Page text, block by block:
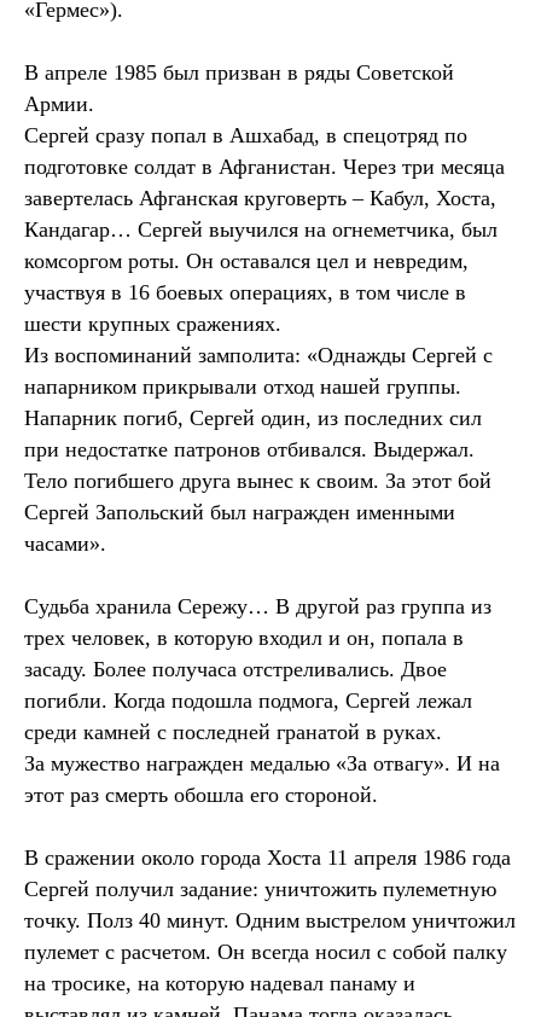
«Гермес»).
В апреле 1985 был призван в ряды Советской
Армии.
Сергей сразу попал в Ашхабад, в спецотряд по
подготовке солдат в Афганистан. Через три месяца
завертелась Афганская круговерть – Кабул, Хоста,
Кандагар… Сергей выучился на огнеметчика, был
комсоргом роты. Он оставался цел и невредим,
участвуя в 16 боевых операциях, в том числе в
шести крупных сражениях.
Из воспоминаний замполита: «Однажды Сергей с
напарником прикрывали отход нашей группы.
Напарник погиб, Сергей один, из последних сил
при недостатке патронов отбивался. Выдержал.
Тело погибшего друга вынес к своим. За этот бой
Сергей Запольский был награжден именными
часами».
Судьба хранила Сережу… В другой раз группа из
трех человек, в которую входил и он, попала в
засаду. Более получаса отстреливались. Двое
погибли. Когда подошла подмога, Сергей лежал
среди камней с последней гранатой в руках.
За мужество награжден медалью «За отвагу». И на
этот раз смерть обошла его стороной.
В сражении около города Хоста 11 апреля 1986 года
Сергей получил задание: уничтожить пулеметную
точку. Полз 40 минут. Одним выстрелом уничтожил
пулемет с расчетом. Он всегда носил с собой палку
на тросике, на которую надевал панаму и